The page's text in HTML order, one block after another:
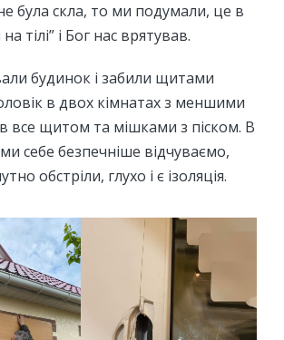
була скла, то ми подумали, це в
тілі” і Бог нас врятував.
будинок і забили щитами
в двох кімнатах з меншими
все щитом та мішками з піском. В
себе безпечніше відчуваємо,
обстріли, глухо і є ізоляція.